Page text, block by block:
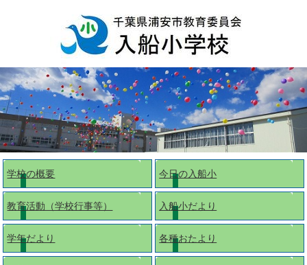
学校の概要 今日の入船小
教育活動（学校行事等） 入船小だより
学年だより 各種おたより